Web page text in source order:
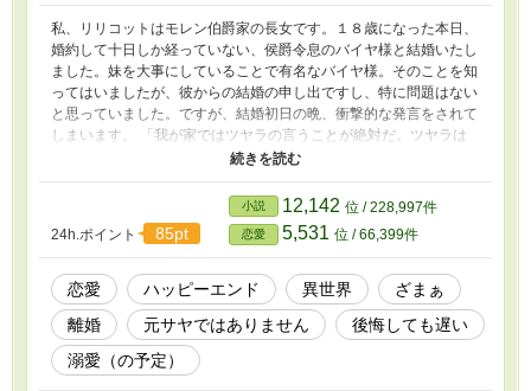
私、リリコットはモレン伯爵家の長女です。１８歳になった本日、
婚約して十日しか経っていない、侯爵令息のバイヤ様と結婚いたし
ました。妹を大事にしていることで有名なバイヤ様。そのことを知
ってはいましたが、彼からの結婚の申し出ですし、特に問題はない
と思っていました。ですが、結婚初日の晩、衝撃的な発言をされて
しまいます。 「我が家ではツヤラの言うことが絶対だ。ツヤラは
君を嫌っている。いい暮らしはさせてやるし、好きなことをすれば
いい。そのかわり、俺たちの目の前に現れるな」と言われ、離れに
追いやられてしまいます。 愛のない結婚でしたし、好きなことを
させてもらえるのは助かります。 平然としている私に、義両親と
義妹が嫌がらせをしてきますが、そんなことでへこたれたりなんか
しません！ ですが、あなたたちのために嫌な思いをするのは嫌で
すから、離婚するために動かせていただきますね！
24h.ポイント 85pt
小説 12,142 位 / 228,997件
恋愛 5,531 位 / 66,399件
恋愛 ハッピーエンド 異世界
ざまぁ
離婚
元サヤではありません
後悔しても遅い
溺愛（の予定）